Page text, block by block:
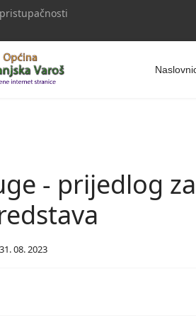
- prijedlog
31. 08. 2023